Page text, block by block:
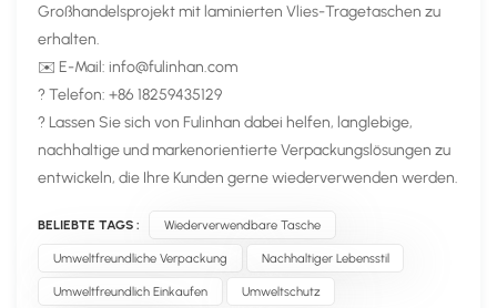
Großhandelsprojekt mit laminierten Vlies-Tragetaschen zu
erhalten.
✉️ E-Mail:info@fulinhan.com
? Telefon: +86 18259435129
? Lassen Sie sich von Fulinhan dabei helfen, langlebige,
nachhaltige und markenorientierte Verpackungslösungen zu
entwickeln, die Ihre Kunden gerne wiederverwenden werden.
BELIEBTE TAGS : Wiederverwendbare Tasche
Umweltfreundliche Verpackung Nachhaltiger Lebensstil
Umweltfreundlich Einkaufen Umweltschutz